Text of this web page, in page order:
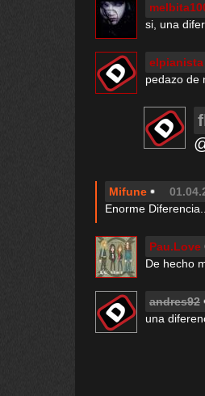
si, una
elpianista
pedazo de
Mifune
Enorme Diferencia...
Pau.Love
De hecho
andres92
una